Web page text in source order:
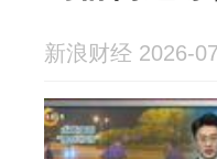
新浪财经 2026-